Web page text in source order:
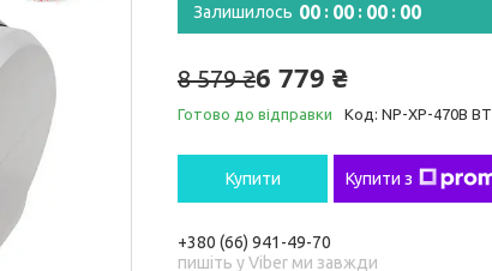
Залишилось 00 00 00 00
8 579 ₴6 779 ₴
Готово до відправки Код: NP-XP-470B BT
Купити Купити з
+380 (66) 941-49-70
пишіть у Viber ми завжди